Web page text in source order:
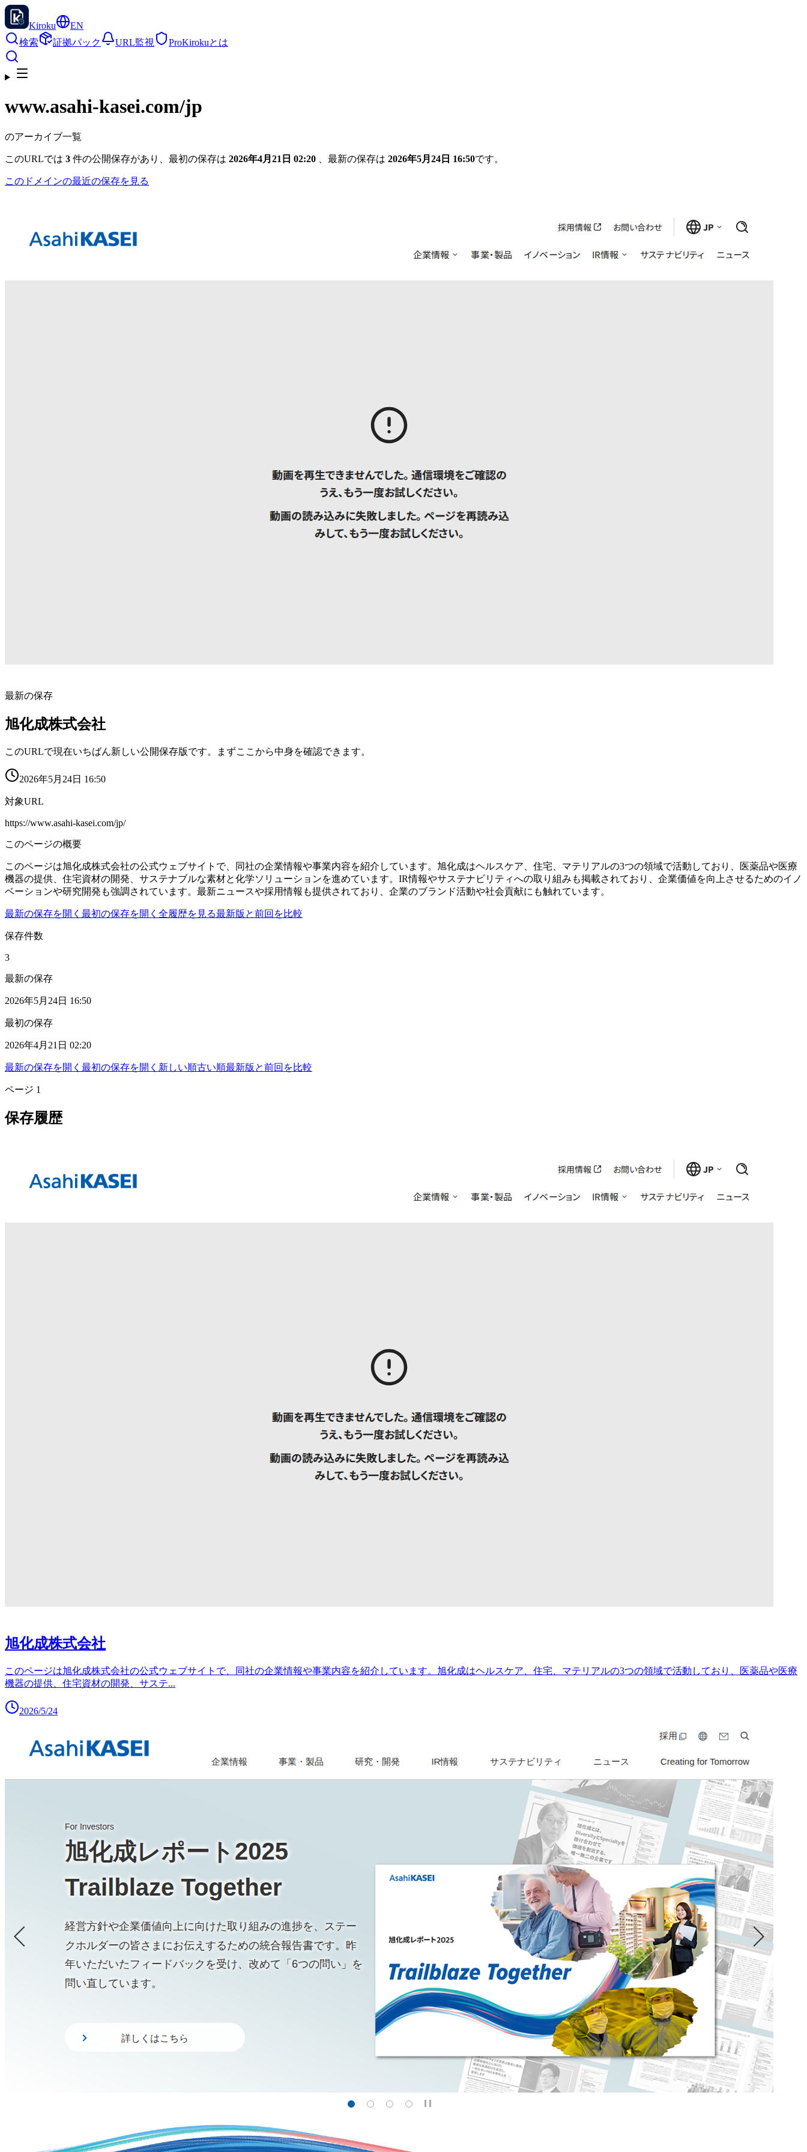
Kiroku
EN
検索
証拠パック URL監視 ProKirokuとは
www.asahi-kasei.com/jp
のアーカイブ一覧
このURLでは 3 件の公開保存があり、最初の保存は 2026年4月21日 02:20 、最新の保存は 2026年5月24日 16:50です。
このドメインの最近の保存を見る
最新の保存
旭化成株式会社
このURLで現在いちばん新しい公開保存版です。まずここから中身を確認できます。
2026年5月24日 16:50
対象URL
https://www.asahi-kasei.com/jp/
このページの概要
このページは旭化成株式会社の公式ウェブサイトで、同社の企業情報や事業内容を紹介しています。旭化成はヘルスケア、住宅、マテリアルの3つの領域で活動しており、医薬品や医療
機器の提供、住宅資材の開発、サステナブルな素材と化学ソリューションを進めています。IR情報やサステナビリティへの取り組みも掲載されており、企業価値を向上させるためのイノ
ベーションや研究開発も強調されています。最新ニュースや採用情報も提供されており、企業のブランド活動や社会貢献にも触れています。
最新の保存を開く 最初の保存を開く 全履歴を見る最新版と前回を比較
保存件数
3
最新の保存
2026年5月24日 16:50
最初の保存
2026年4月21日 02:20
最新の保存を開く 最初の保存を開く 新しい順古い順最新版と前回を比較
ページ 1
保存履歴
旭化成株式会社
このページは旭化成株式会社の公式ウェブサイトで、同社の企業情報や事業内容を紹介しています。旭化成はヘルスケア、住宅、マテリアルの3つの領域で活動しており、医薬品や医療
機器の提供、住宅資材の開発、サステ...
2026/5/24